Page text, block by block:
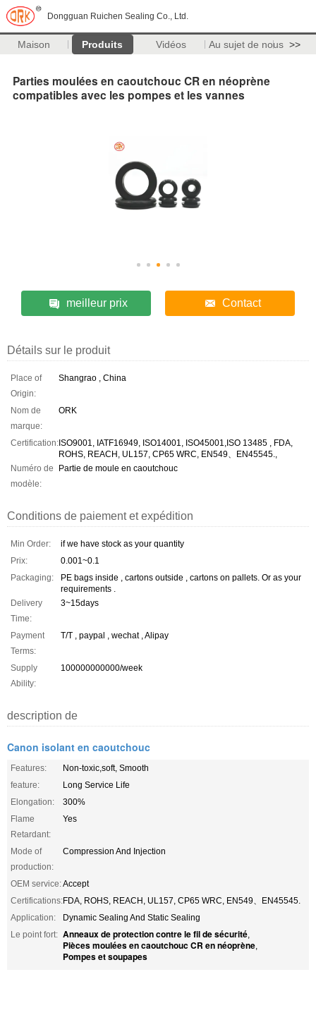
Dongguan Ruichen Sealing Co., Ltd.
Maison Produits Vidéos Au sujet de nous >>
Parties moulées en caoutchouc CR en néoprène
compatibles avec les pompes et les vannes
meilleur prix Contact
Détails sur le produit
Place of
Origin:
Shangrao , China
Nom de
marque:
ORK
Certification:ISO9001, IATF16949, ISO14001, ISO45001,ISO 13485 , FDA,
ROHS, REACH, UL157, CP65 WRC, EN549、EN45545.,
Numéro de
modèle:
Partie de moule en caoutchouc
Conditions de paiement et expédition
Min Order:
if we have stock as your quantity
Prix:
0.001~0.1
Packaging:
PE bags inside , cartons outside , cartons on pallets. Or as your
requirements .
Delivery
Time:
3~15days
Payment
Terms:
T/T , paypal , wechat , Alipay
Supply
Ability:
100000000000/week
description de
Canon isolant en caoutchouc
Features:
Non-toxic,soft, Smooth
feature:
Long Service Life
Elongation:
300%
Flame
Retardant:
Yes
Mode of
production:
Compression And Injection
OEM service:Accept
Certifications:FDA, ROHS, REACH, UL157, CP65 WRC, EN549、EN45545.
Application:
Dynamic Sealing And Static Sealing
Le point fort: Anneaux de protection contre le fil de sécurité,
Pièces moulées en caoutchouc CR en néoprène,
Pompes et soupapes